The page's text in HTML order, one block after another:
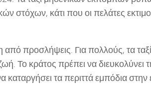
στόχων, κάτι που οι πελάτες
προσλήψεις. Για πολλούς, τα ταξί
Το κράτος πρέπει να διευκολύνει
καταργήσει τα περιττά εμπόδια